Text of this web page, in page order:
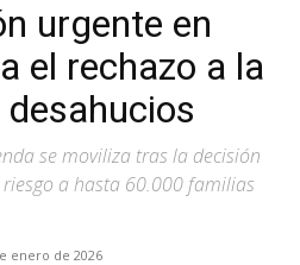
urgente en
el rechazo a la
se moviliza tras la decisión
a hasta 60.000 familias
enero de 2026